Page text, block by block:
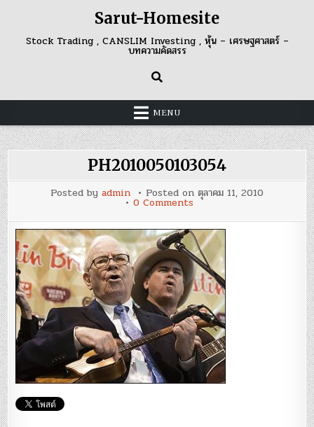
content
Sarut-Homesite
Stock Trading , CANSLIM Investing , หุ้น – เศรษฐศาสตร์ –
บทความคัดสรร
MENU
PH2010050103054
Posted by admin Posted on ตุลาคม 11, 2010
0 Commentson